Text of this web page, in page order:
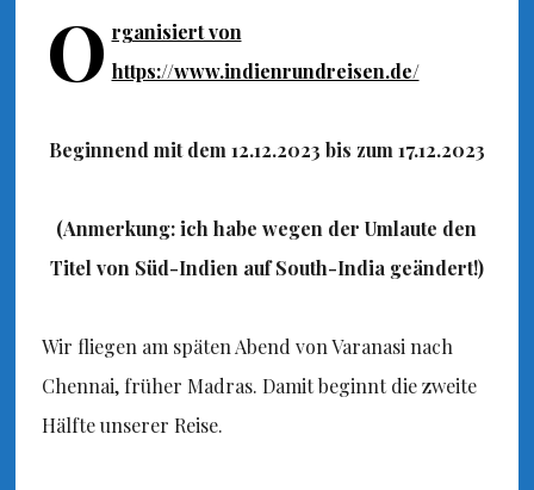
O rganisiert von
https://www.indienrundreisen.de/
Beginnend mit dem 12.12.2023 bis zum 17.12.2023
(Anmerkung: ich habe wegen der Umlaute den
Titel von Süd-Indien auf South-India geändert!)
Wir fliegen am späten Abend von Varanasi nach
Chennai, früher Madras. Damit beginnt die zweite
Hälfte unserer Reise.